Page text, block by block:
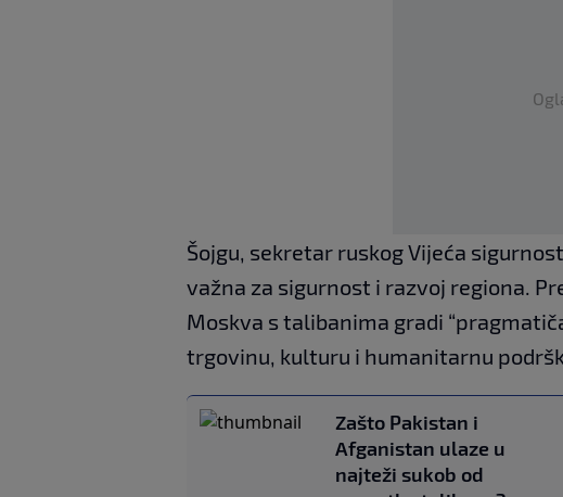
Šojgu, sekretar ruskog Vijeća
važna za sigurnost i razvoj regiona.
Moskva s talibanima gradi
trgovinu, kulturu i humanitarnu
Zašto Pakistan i
Afganistan ulaze u
najteži sukob od